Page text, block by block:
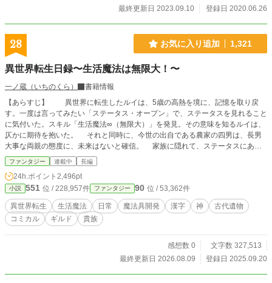
最終更新日 2023.09.10
登録日 2020.06.26
28 お気に入り追加 1,321
異世界転生日録〜生活魔法は無限大！〜
一ノ蔵（いちのくら）
書籍情報
【あらすじ】 異世界に転生したルイは、5歳の高熱を境に、記憶を取り戻
す。一度は言ってみたい「ステータス・オープン」で、ステータスを見れること
に気付いた。スキル「生活魔法∞（無限大）」を発見。その意味を知るルイは、
仄かに期待を抱いた。 それと同時に、今世の出自である農家の四男は、長男
大事な両親の態度に、未来はないと確信。 家族に隠れて、ステータスにあっ
たスキルの一つ「鑑定」を使い、村のお婆（薬師）相手に、金策を開始。 十
歳の時に行われたスキル鑑定の結果を父に伝えたが、農家向きのスキルではなか
ったルイは「家の役には立たない」と判断され、早々に家を追い出される。
だが、追放ありがとう！とばかりに、生活魔法を知るべく、図書館がある街を
目指すことにしたルイ。 最初に訪れた街・ゼントで、冒険者登録を済ませ
る。だがそのギルドの資料室で、前世の文字である漢字が、この世界の魔法文字
だという事実を知ることになる。 この世界の魔法文字を試したルイは、魔法
もりのルイだが、そんな彼に奇妙な称号が増えて行く。 そして、冒険者ギル
ドのギルドマスターや、魔法具師のバレンと共に過ごすうちに、バレンのお師匠
書館がある魔法都市アルティメットだった。 旅の道中もさることながら、魔
ファンタジー 連載中 長編
24h.ポイント 2,496pt
小説 551 位 / 228,957件 ファンタジー 90 位 / 53,362件
異世界転生 生活魔法 日常 魔法具開発 漢字 神
古代遺物
コミカル
ギルド 貴族
感想数 0
文字数 327,513
最終更新日 2026.08.09
登録日 2025.09.20